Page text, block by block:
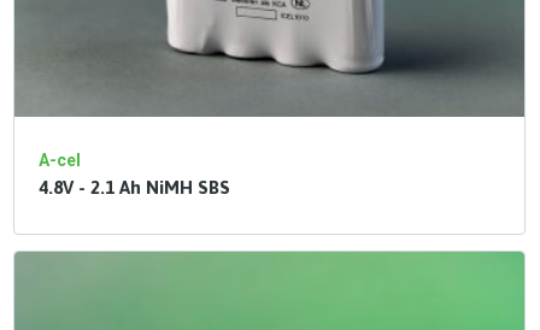
A-cel
4.8V - 2.1 Ah NiMH SBS